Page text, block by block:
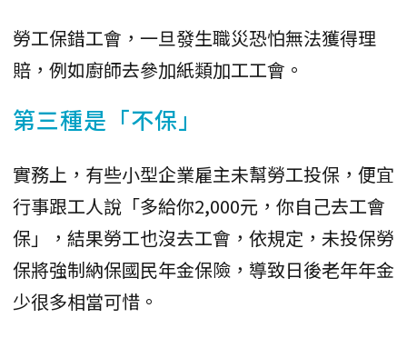
勞工保錯工會，一旦發生職災恐怕無法獲得理
賠，例如廚師去參加紙類加工工會。
第三種是「不保」
實務上，有些小型企業雇主未幫勞工投保，便宜
行事跟工人說「多給你2,000元，你自己去工會
保」，結果勞工也沒去工會，依規定，未投保勞
保將強制納保國民年金保險，導致日後老年年金
少很多相當可惜。